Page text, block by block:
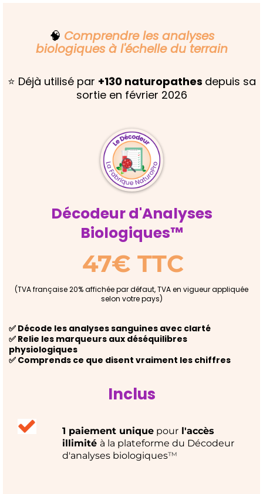
🧠 Comprendre les analyses
biologiques à l'échelle du terrain
⭐️ Déjà utilisé par +130 naturopathes depuis sa
sortie en février 2026
Décodeur d'Analyses
Biologiques™
47€ TTC
(TVA française 20% affichée par défaut, TVA en vigueur appliquée
selon votre pays)
✅ Décode les analyses sanguines avec clarté
✅ Relie les marqueurs aux déséquilibres
physiologiques
✅ Comprends ce que disent vraiment les chiffres
Inclus
1 paiement unique pour l'accès
illimité à la plateforme du Décodeur
d'analyses biologiques™